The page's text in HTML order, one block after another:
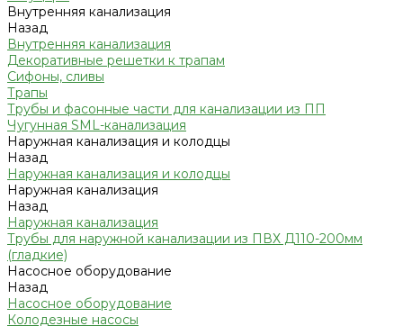
Внутренняя канализация
Назад
Внутренняя канализация
Декоративные решетки к трапам
Сифоны, сливы
Трапы
Трубы и фасонные части для канализации из ПП
Чугунная SML-канализация
Наружная канализация и колодцы
Назад
Наружная канализация и колодцы
Наружная канализация
Назад
Наружная канализация
Трубы для наружной канализации из ПВХ Д110-200мм
(гладкие)
Насосное оборудование
Назад
Насосное оборудование
Колодезные насосы